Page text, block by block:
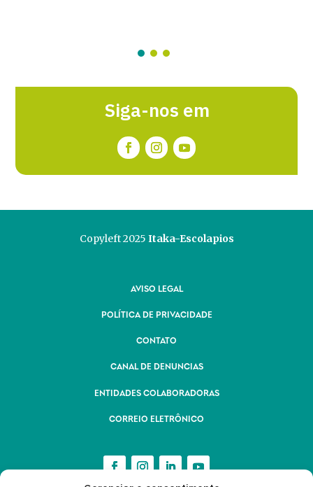
Siga-nos em
Copyleft 2025 Itaka-Escolapios
AVISO LEGAL
POLÍTICA DE PRIVACIDADE
CONTATO
CANAL DE DENUNCIAS
ENTIDADES COLABORADORAS
CORREIO ELETRÔNICO